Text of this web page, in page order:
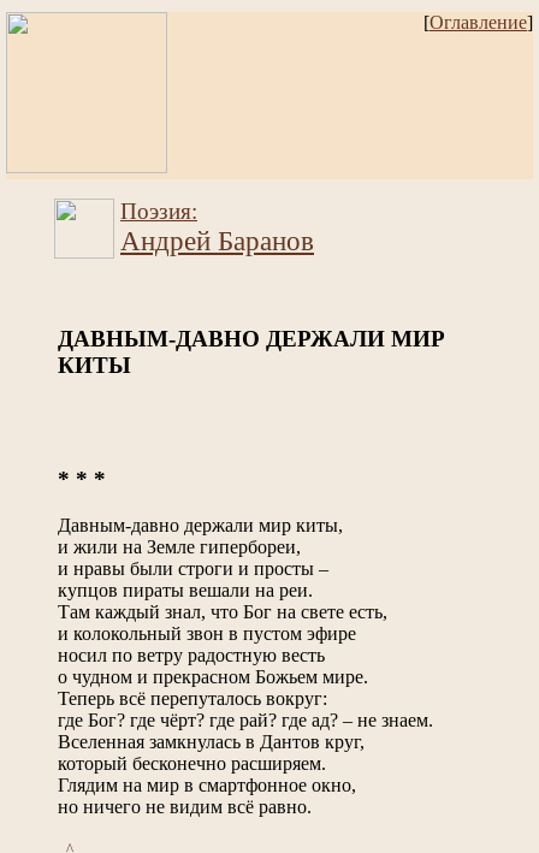
[Оглавление]
Поэзия:
Андрей Баранов
ДАВНЫМ-ДАВНО ДЕРЖАЛИ МИР
КИТЫ
* * *
Давным-давно держали мир киты,
и жили на Земле гипербореи,
и нравы были строги и просты –
купцов пираты вешали на реи.
Там каждый знал, что Бог на свете есть,
и колокольный звон в пустом эфире
носил по ветру радостную весть
о чудном и прекрасном Божьем мире.
Теперь всё перепуталось вокруг:
где Бог? где чёрт? где рай? где ад? – не знаем.
Вселенная замкнулась в Дантов круг,
который бесконечно расширяем.
Глядим на мир в смартфонное окно,
но ничего не видим всё равно.
_^_